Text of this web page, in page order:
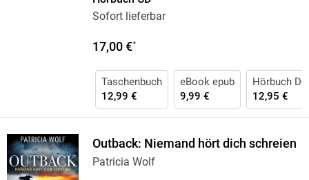
Sofort lieferbar
17,00 €*
Taschenbuch
12,99 €
eBook epub
9,99 €
Hörbuch
12,95 €
Outback: Niemand hört dich schreien
Patricia Wolf